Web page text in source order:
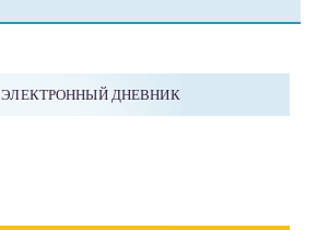
ЭЛЕКТРОННЫЙ ДНЕВНИК